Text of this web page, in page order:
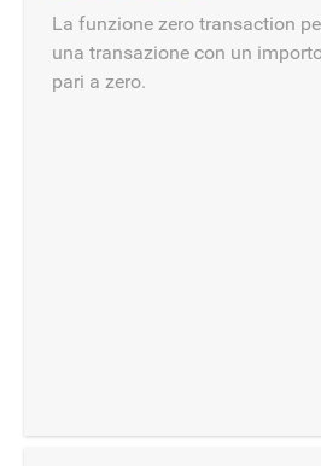
La funzione zero transaction
una transazione con un
pari a zero.